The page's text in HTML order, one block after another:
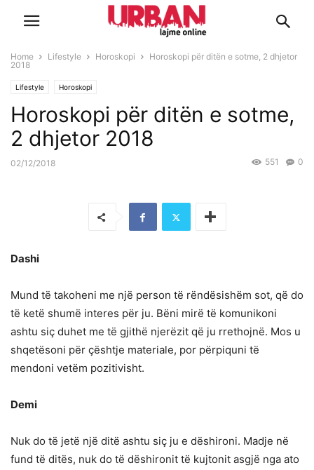
Home Lifestyle Horoskopi
Horoskopi për ditën e sotme, 2 dhjetor
2018
Lifestyle Horoskopi
Horoskopi për ditën e sotme,
2 dhjetor 2018
02/12/2018 0
551
Dashi
Mund të takoheni me një person të rëndësishëm sot, që do
të ketë shumë interes për ju. Bëni mirë të komunikoni
ashtu siç duhet me të gjithë njerëzit që ju rrethojnë. Mos u
shqetësoni për çështje materiale, por përpiquni të
mendoni vetëm pozitivisht.
Demi
Nuk do të jetë një ditë ashtu siç ju e dëshironi. Madje në
fund të ditës, nuk do të dëshironit të kujtonit asgjë nga ato